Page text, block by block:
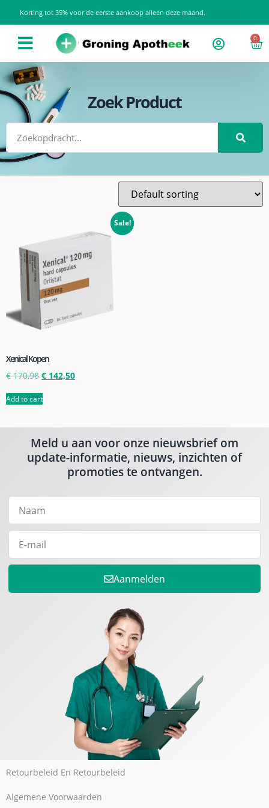
Korting tot 35% voor de eerste aankoop alleen deze maand.
0
Zoek Product
Sale!
Xenical Kopen
€170,98 € 142,50
Add to cart
Meld u aan voor onze nieuwsbrief om
update-informatie, nieuws, inzichten of
promoties te ontvangen.
Aanmelden
Retourbeleid En Retourbeleid
Algemene Voorwaarden